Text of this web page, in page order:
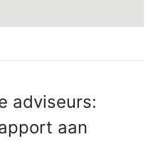
adviseurs:
aan